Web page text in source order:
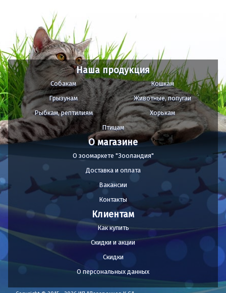
Наша продукция
Собакам
Кошкам
Грызунам
Животные, попугаи
Рыбкам, рептилиям
Хорькам
Птицам
О магазине
О зоомаркете "Зооландия"
Доставка и оплата
Вакансии
Контакты
Клиентам
Как купить
Скидки и акции
Скидки
О персональных данных